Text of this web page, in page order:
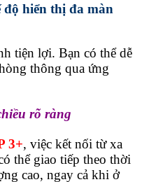
độ hiển thị đa màn
tiện lợi. Bạn có thể dễ
thông qua ứng
rõ ràng
3+, việc kết nối từ xa
thể giao tiếp theo thời
cao, ngay cả khi ở